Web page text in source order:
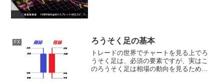
FX ろうそく足の基本
トレードの世界でチャートを見る上でろ
うそく足は、必須の要素ですが、実はこ
のろうそく足は相場の動向を見るための